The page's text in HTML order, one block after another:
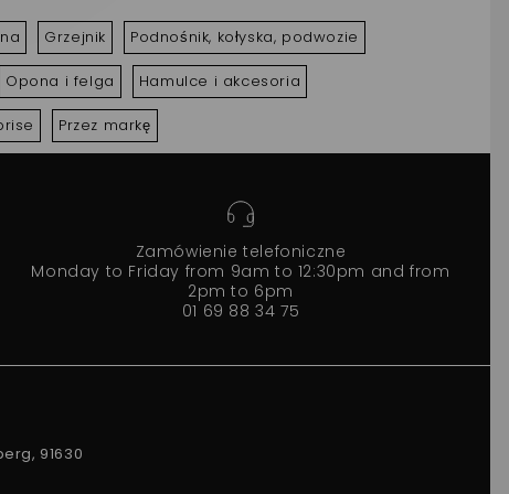
Grzejnik Podnośnik, kołyska, podwozie
Opona i felga Hamulce i akcesoria
Przez markę
Zamówienie telefoniczne
Monday to Friday from 9am to 12:30pm and from
2pm to 6pm
01 69 88 34 75
91630